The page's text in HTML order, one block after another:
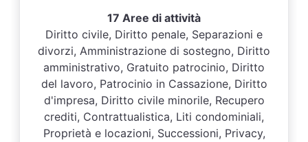
17 Aree di attività
Diritto civile, Diritto penale, Separazioni e
divorzi, Amministrazione di sostegno, Diritto
amministrativo, Gratuito patrocinio, Diritto
del lavoro, Patrocinio in Cassazione, Diritto
d'impresa, Diritto civile minorile, Recupero
crediti, Contrattualistica, Liti condominiali,
Proprietà e locazioni, Successioni, Privacy,